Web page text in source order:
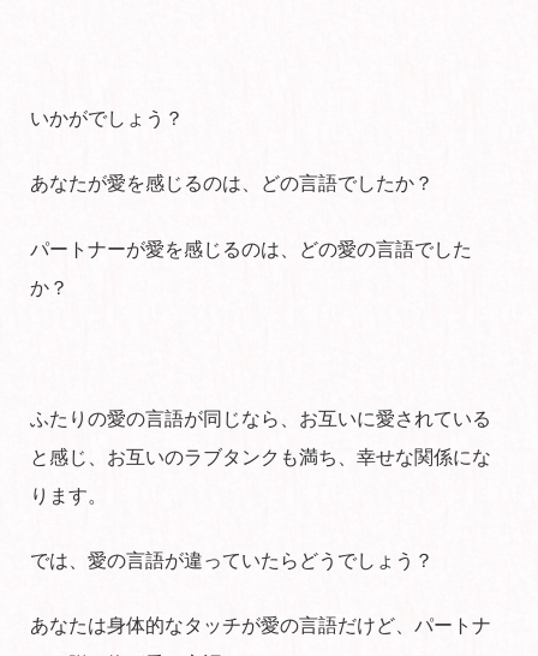
いかがでしょう？
あなたが愛を感じるのは、どの言語でしたか？
パートナーが愛を感じるのは、どの愛の言語でした
か？
ふたりの愛の言語が同じなら、お互いに愛されている
と感じ、お互いのラブタンクも満ち、幸せな関係にな
ります。
では、愛の言語が違っていたらどうでしょう？
あなたは身体的なタッチが愛の言語だけど、パートナ